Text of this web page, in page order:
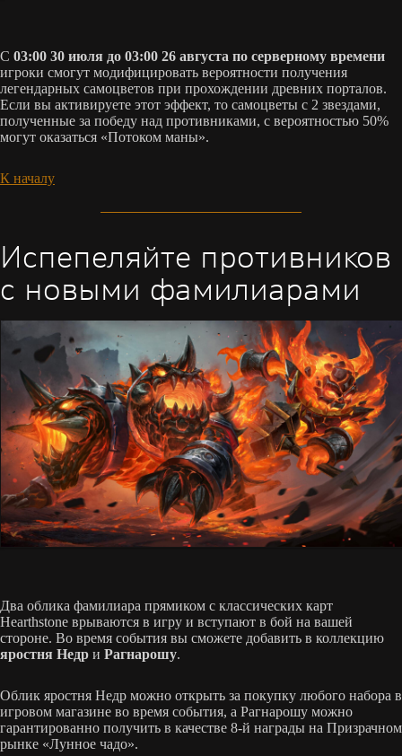
С 03:00 30 июля до 03:00 26 августа по серверному времени
игроки смогут модифицировать вероятности получения
легендарных самоцветов при прохождении древних порталов.
Если вы активируете этот эффект, то самоцветы с 2 звездами,
полученные за победу над противниками, с вероятностью 50%
могут оказаться «Потоком маны».
К началу
Испепеляйте противников
с новыми фамилиарами
Два облика фамилиара прямиком с классических карт
Hearthstone врываются в игру и вступают в бой на вашей
стороне. Во время события вы сможете добавить в коллекцию
яростня Недр и Рагнарошу.
Облик яростня Недр можно открыть за покупку любого набора в
игровом магазине во время события, а Рагнарошу можно
гарантированно получить в качестве 8-й награды на Призрачном
рынке «Лунное чадо».